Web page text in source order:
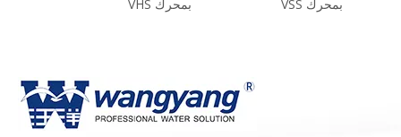
بمحرك VHS
بمحرك VSS